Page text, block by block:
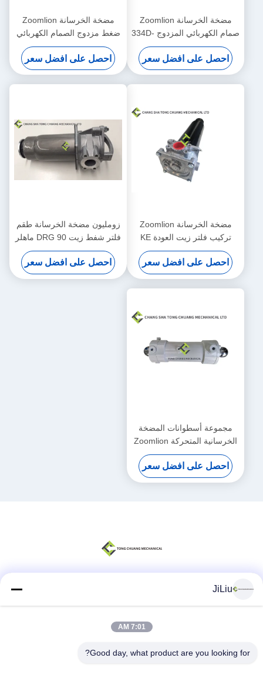
مضخة الخرسانة Zoomlion
صمام الكهربائي المزدوج 334D-
015-02 1010302328
احصل على افضل سعر
مضخة الخرسانة Zoomlion
ضغط مزدوج الصمام الكهربائي
احصل على افضل سعر
مضخة الخرسانة Zoomlion
تركيب فلتر زيت العودة KE
2884+KE 2883 1010600428
احصل على افضل سعر
زومليون مضخة الخرسانة طقم
فلتر شفط زيت DRG 90 ماهلر
الأصلي 1010600452
احصل على افضل سعر
مجموعة أسطوانات المضخة
الخرسانية المتحركة Zoomlion
(يسار) F9000 (مقعد السائق
الأمامي)
000190201A0200000
احصل على افضل سعر
اتصال سريع
JiLiu
7:01 AM
Good day, what product are you looking for?